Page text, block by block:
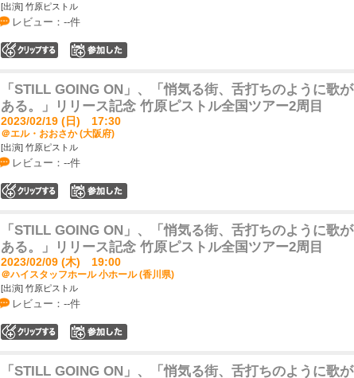
[出演] 竹原ピストル
レビュー：--件
「STILL GOING ON」、「悄気る街、舌打ちのように歌が
ある。」リリース記念 竹原ピストル全国ツアー2周目
2023/02/19 (日) 17:30
＠エル・おおさか (大阪府)
[出演] 竹原ピストル
レビュー：--件
「STILL GOING ON」、「悄気る街、舌打ちのように歌が
ある。」リリース記念 竹原ピストル全国ツアー2周目
2023/02/09 (木) 19:00
＠ハイスタッフホール 小ホール (香川県)
[出演] 竹原ピストル
レビュー：--件
「STILL GOING ON」、「悄気る街、舌打ちのように歌が